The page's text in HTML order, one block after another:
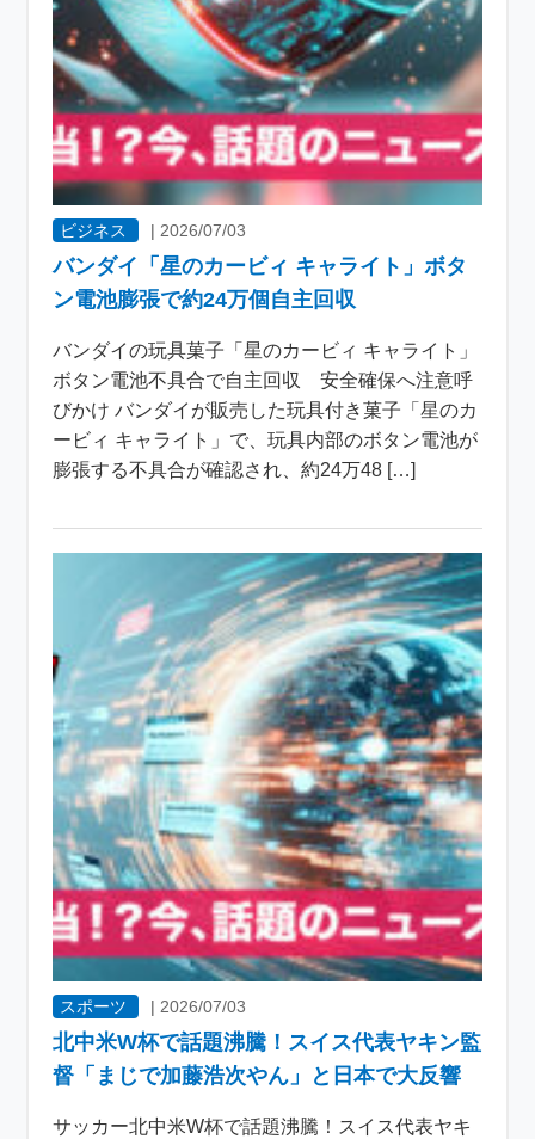
ビジネス |2026/07/03
バンダイ「星のカービィ キャライト」ボタ
ン電池膨張で約24万個自主回収
バンダイの玩具菓子「星のカービィ キャライト」
ボタン電池不具合で自主回収 安全確保へ注意呼
びかけ バンダイが販売した玩具付き菓子「星のカ
ービィ キャライト」で、玩具内部のボタン電池が
膨張する不具合が確認され、約24万48 […]
スポーツ |2026/07/03
北中米W杯で話題沸騰！スイス代表ヤキン監
督「まじで加藤浩次やん」と日本で大反響
サッカー北中米W杯で話題沸騰！スイス代表ヤキ